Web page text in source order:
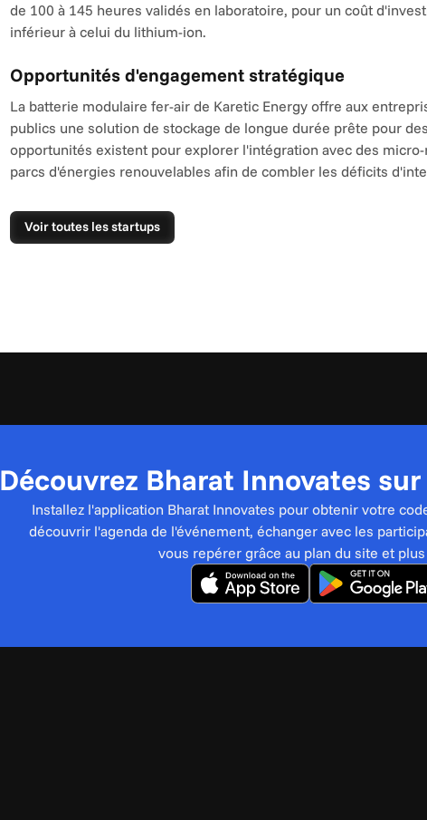
de 100 à 145 heures validés en laboratoire, pour un coût
inférieur à celui du lithium-ion.
Opportunités d'engagement stratégique
La batterie modulaire fer-air de Karetic Energy offre aux
publics une solution de stockage de longue durée prête pour
opportunités existent pour explorer l'intégration avec des
parcs d'énergies renouvelables afin de combler les déficits
Voir toutes les startups
Découvrez Bharat Innovates
Installez l'application Bharat Innovates pour obtenir votre
découvrir l'agenda de l'événement, échanger avec les
vous repérer grâce au plan du site et